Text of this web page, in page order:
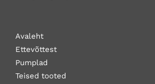
Avaleht
Ettevõttest
Pumplad
Teised tooted